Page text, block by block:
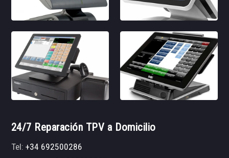
24/7 Reparación TPV a Domicilio
Tel:+34 692500286